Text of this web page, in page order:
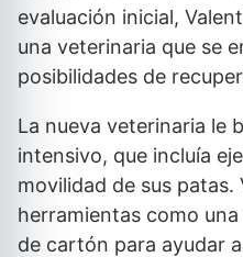
evaluación inicial,
una veterinaria que se
posibilidades de
La nueva veterinaria le
intensivo, que incluía
movilidad de sus
herramientas como
de cartón para ayudar